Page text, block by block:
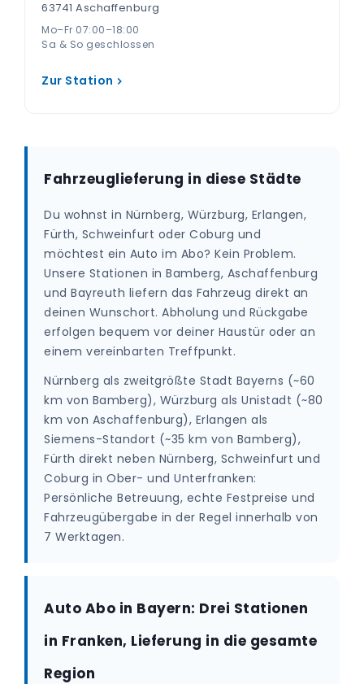
63741 Aschaffenburg
Mo–Fr 07:00–18:00
Sa & So geschlossen
Zur Station
Fahrzeuglieferung in diese Städte
Du wohnst in Nürnberg, Würzburg, Erlangen,
Fürth, Schweinfurt oder Coburg und
möchtest ein Auto im Abo? Kein Problem.
Unsere Stationen in Bamberg, Aschaffenburg
und Bayreuth liefern das Fahrzeug direkt an
deinen Wunschort. Abholung und Rückgabe
erfolgen bequem vor deiner Haustür oder an
einem vereinbarten Treffpunkt.
Nürnberg als zweitgrößte Stadt Bayerns (~60
km von Bamberg), Würzburg als Unistadt (~80
km von Aschaffenburg), Erlangen als
Siemens-Standort (~35 km von Bamberg),
Fürth direkt neben Nürnberg, Schweinfurt und
Coburg in Ober- und Unterfranken:
Persönliche Betreuung, echte Festpreise und
Fahrzeugübergabe in der Regel innerhalb von
7 Werktagen.
Auto Abo in Bayern: Drei Stationen
in Franken, Lieferung in die gesamte
Region